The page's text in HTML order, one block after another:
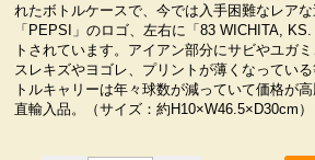
れたボトルケースで、今では入手困難なレア
「PEPSI」のロゴ、左右に「83 WICHITA,
トされています。アイアン部分にサビやユガ
スレキズやヨゴレ、プリントが薄くなってい
トルキャリーは年々球数が減っていて価格が
直輸入品。（サイズ：約H10×W46.5×D30cm）